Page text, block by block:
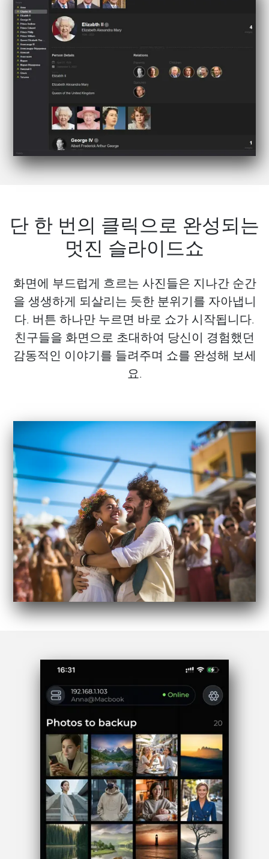
단 한 번의 클릭으로 완성되는
멋진 슬라이드쇼
화면에 부드럽게 흐르는 사진들은 지나간 순간
을 생생하게 되살리는 듯한 분위기를 자아냅니
다. 버튼 하나만 누르면 바로 쇼가 시작됩니다.
친구들을 화면으로 초대하여 당신이 경험했던
감동적인 이야기를 들려주며 쇼를 완성해 보세
요.